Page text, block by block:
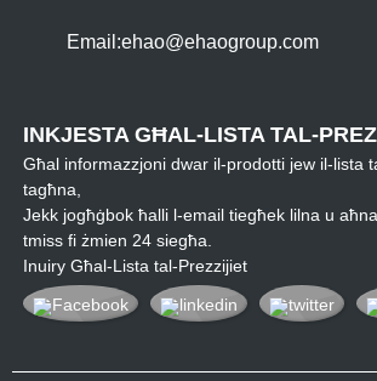
Email:ehao@ehaogroup.com
INKJESTA GĦAL-LISTA TAL-
Għal informazzjoni dwar il-prodotti jew il-lista
tagħna,
Jekk jogħġbok ħalli l-email tiegħek lilna u
tmiss fi żmien 24 siegħa.
Inuiry Għal-Lista tal-Prezzijiet